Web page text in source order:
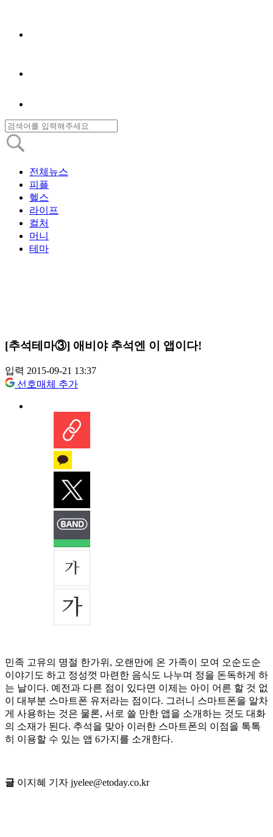
전체뉴스
피플
헬스
라이프
컬처
머니
테마
[추석테마③] 애비야 추석엔 이 앱이다!
입력 2015-09-21 13:37
선호매체 추가
민족 고유의 명절 한가위, 오랜만에 온 가족이 모여 오순도순
이야기도 하고 정성껏 마련한 음식도 나누며 정을 돈독하게 하
는 날이다. 예전과 다른 점이 있다면 이제는 아이 어른 할 것 없
이 대부분 스마트폰 유저라는 점이다. 그러니 스마트폰을 알차
게 사용하는 것은 물론, 서로 쓸 만한 앱을 소개하는 것도 대화
의 소재가 된다. 추석을 맞아 이러한 스마트폰의 이점을 톡톡
히 이용할 수 있는 앱 6가지를 소개한다.
글 이지혜 기자 jyelee@etoday.co.kr